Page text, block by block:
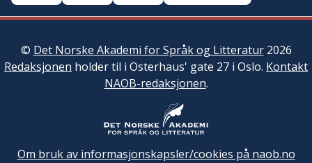
© Det Norske Akademi for Språk og Litteratur2026
Redaksjonen holder til i Osterhaus' gate 27 i Oslo. Kontakt
NAOB-redaksjonen.
Om bruk av informasjonskapsler/cookies på naob.no